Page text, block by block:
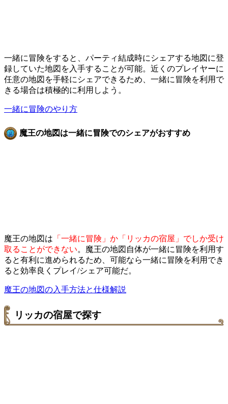
一緒に冒険をすると、パーティ結成時にシェアする地図に登
録していた地図を入手することが可能。近くのプレイヤーに
任意の地図を手軽にシェアできるため、一緒に冒険を利用で
きる場合は積極的に利用しよう。
一緒に冒険のやり方
魔王の地図は一緒に冒険でのシェアがおすすめ
魔王の地図は 「一緒に冒険」か「リッカの宿屋」でしか受け
取ることができない。魔王の地図自体が一緒に冒険を利用す
ると有利に進められるため、可能なら一緒に冒険を利用でき
ると効率良くプレイ/シェア可能だ。
魔王の地図の入手方法と仕様解説
リッカの宿屋で探す